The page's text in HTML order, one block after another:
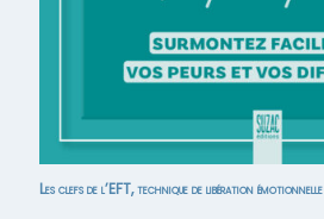
Les clefs de l’EFT, technique de libération émotionnelle